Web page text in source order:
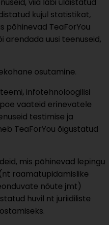
viia läbi üldistatud
kujul statistikat,
põhinevad TeaForYou
arendada uusi teenuseid,
osutamine.
infotehnoloogilisi
vaateid erinevatele
testimise ja
TeaForYou õigustatud
mis põhinevad lepingu
raamatupidamislike
nõute jmt)
huvil nt juriidiliste